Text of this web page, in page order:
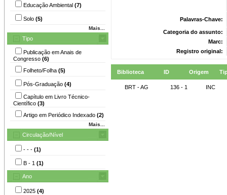
Educação Ambiental (7)
Solo (5)
Mais...
Tipo
Publicação em Anais de
Congresso (6)
Folheto/Folha (5)
Pós-Graduação (4)
Capítulo em Livro Técnico-
Científico (3)
Artigo em Periódico Indexado (2)
Mais...
Circulação/Nível
- - - (1)
B - 1 (1)
Ano
2025 (4)
Palavras-Chave:
Categoria do assunto:
Marc:
Registro original:
Biblioteca ID Origem
BRT - AG 136 - 1 INC